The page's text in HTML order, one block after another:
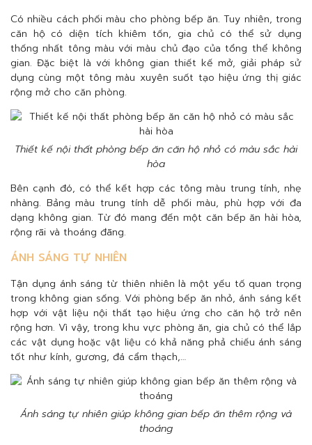
Có nhiều cách phối màu cho phòng bếp ăn. Tuy nhiên, trong
căn hộ có diện tích khiêm tốn, gia chủ có thể sử dụng
thống nhất tông màu với màu chủ đạo của tổng thể không
gian. Đặc biệt là với không gian thiết kế mở, giải pháp sử
dụng cùng một tông màu xuyên suốt tạo hiệu ứng thị giác
rộng mở cho căn phòng.
Thiết kế nội thất phòng bếp ăn căn hộ nhỏ có màu sắc hài
hòa
Bên cạnh đó, có thể kết hợp các tông màu trung tính, nhẹ
nhàng. Bảng màu trung tính dễ phối màu, phù hợp với đa
dạng không gian. Từ đó mang đến một căn bếp ăn hài hòa,
rộng rãi và thoáng đãng.
ÁNH SÁNG TỰ NHIÊN
Tận dụng ánh sáng từ thiên nhiên là một yếu tố quan trọng
trong không gian sống. Với phòng bếp ăn nhỏ, ánh sáng kết
hợp với vật liệu nội thất tạo hiệu ứng cho căn hộ trở nên
rộng hơn. Vì vậy, trong khu vực phòng ăn, gia chủ có thể lắp
các vật dụng hoặc vật liệu có khả năng phả chiếu ánh sáng
tốt như kính, gương, đá cẩm thạch,…
Ánh sáng tự nhiên giúp không gian bếp ăn thêm rộng và
thoáng